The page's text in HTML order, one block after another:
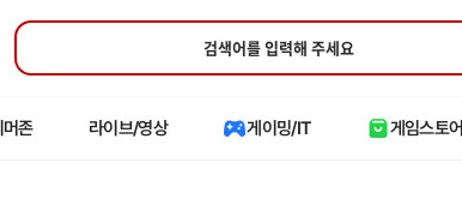
존 라이브/영상 게이밍/IT 게임스토어